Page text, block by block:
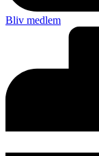
Bliv medlem